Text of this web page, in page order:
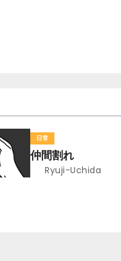
日常
仲間割れ
Ryuji-Uchida